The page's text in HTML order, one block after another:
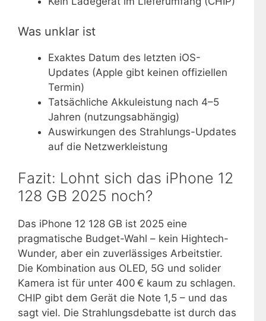
Was unklar ist
Exaktes Datum des letzten iOS-
Updates (Apple gibt keinen offiziellen
Termin)
Tatsächliche Akkuleistung nach 4–5
Jahren (nutzungsabhängig)
Auswirkungen des Strahlungs-Updates
auf die Netzwerkleistung
Fazit: Lohnt sich das iPhone 12
128 GB 2025 noch?
Das iPhone 12 128 GB ist 2025 eine
pragmatische Budget-Wahl – kein Hightech-
Wunder, aber ein zuverlässiges Arbeitstier.
Die Kombination aus OLED, 5G und solider
Kamera ist für unter 400 € kaum zu schlagen.
CHIP gibt dem Gerät die Note 1,5 – und das
sagt viel. Die Strahlungsdebatte ist durch das